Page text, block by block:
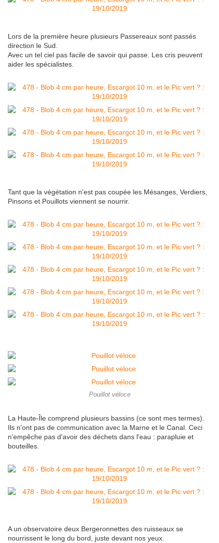
Lors de la première heure plusieurs Passereaux sont passés
direction le Sud.
Avec un tel ciel pas facile de savoir qui passe. Les cris peuvent
aider les spécialistes.
Tant que la végétation n'est pas coupée les Mésanges, Verdiers,
Pinsons et Pouillots viennent se nourrir.
Pouillot véloce
La Haute-Île comprend plusieurs bassins (ce sont mes termes).
Ils n'ont pas de communication avec la Marne et le Canal. Ceci
n'empêche pas d'avoir des déchets dans l'eau : parapluie et
bouteilles.
A un observatoire deux Bergeronnettes des ruisseaux se
nourrissent le long du bord, juste devant nos yeux.